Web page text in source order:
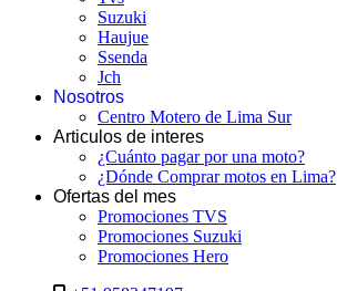
Suzuki
Haujue
Ssenda
Jch
Nosotros
Centro Motero de Lima Sur
Articulos de interes
¿Cuánto pagar por una moto?
¿Dónde Comprar motos en Lima?
Ofertas del mes
Promociones TVS
Promociones Suzuki
Promociones Hero